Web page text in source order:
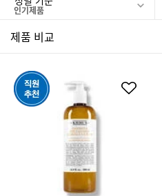
제품 비교